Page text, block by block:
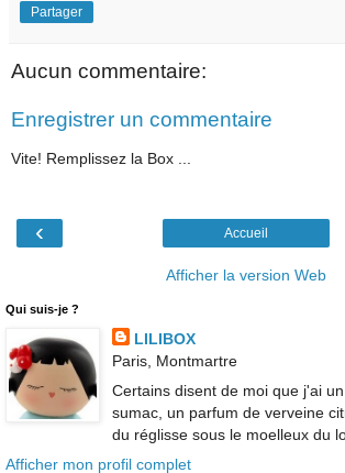
Partager
Aucun commentaire:
Enregistrer un commentaire
Vite! Remplissez la Box ...
‹ Accueil
Afficher la version Web
Qui suis-je ?
LILIBOX
Paris, Montmartre
Certains disent de moi que j'ai
sumac, un parfum de verveine
du réglisse sous le moelleux du
Afficher mon profil complet